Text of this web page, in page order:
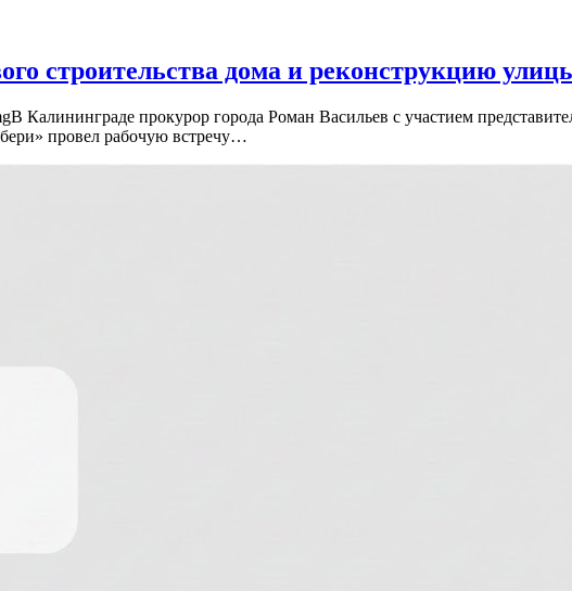
строительства дома и реконструкцию
Калининграде прокурор города Роман Васильев с участием
провел рабочую встречу…